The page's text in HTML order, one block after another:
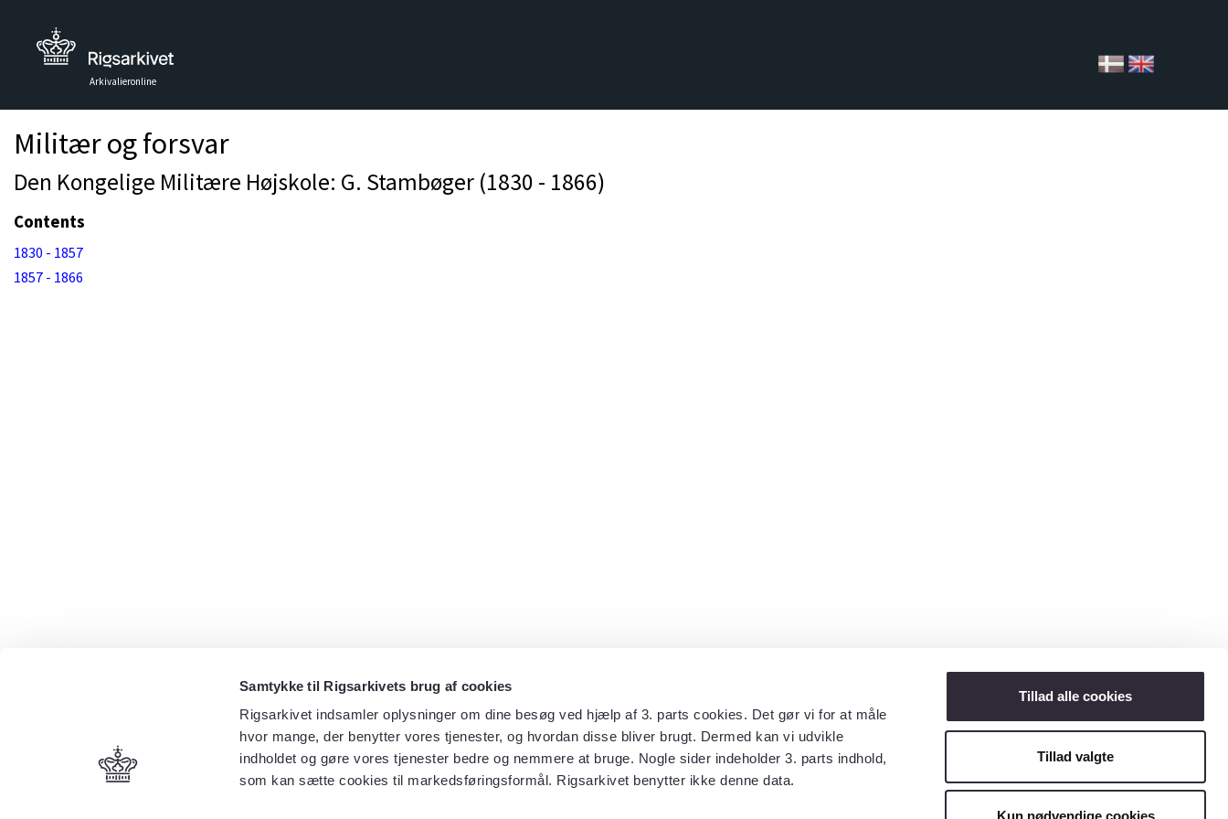
Samtykke til Rigsarkivets brug af cookies
Rigsarkivet indsamler oplysninger om dine besøg ved hjælp af 3. parts cookies. Det gør vi for at måle
hvor mange, der benytter vores tjenester, og hvordan disse bliver brugt. Dermed kan vi udvikle
indholdet og gøre vores tjenester bedre og nemmere at bruge. Nogle sider indeholder 3. parts indhold,
som kan sætte cookies til markedsføringsformål. Rigsarkivet benytter ikke denne data.
Tillad alle cookies
Tillad valgte
Kun nødvendige cookies
Arkivalieronline
Militær og forsvar
Den Kongelige Militære Højskole: G. Stambøger (1830 - 1866)
Contents
1830 - 1857
1857 - 1866